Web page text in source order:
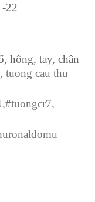
22
hông, tay, chân
cau thu